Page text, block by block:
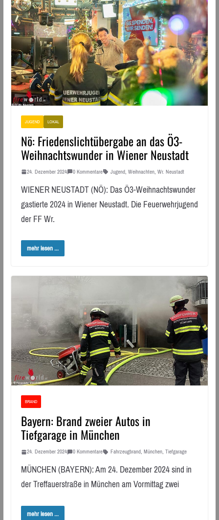
JUGEND LOKAL
Nö: Friedenslichtübergabe an das Ö3-
Weihnachtswunder in Wiener Neustadt
24. Dezember 2024 0 Kommentare Jugend, Weihnachten, Wr. Neustadt
WIENER NEUSTADT (NÖ): Das Ö3-Weihnachtswunder
gastierte 2024 in Wiener Neustadt. Die Feuerwehrjugend
der FF Wr.
mehr lesen ...
BRAND
Bayern: Brand zweier Autos in
Tiefgarage in München
24. Dezember 2024 0 Kommentare Fahrzeugbrand, München, Tiefgarage
MÜNCHEN (BAYERN): Am 24. Dezember 2024 sind in
der Treffauerstraße in München am Vormittag zwei
mehr lesen ...